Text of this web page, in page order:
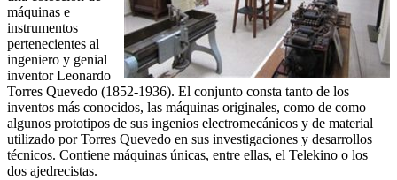
máquinas e
instrumentos
pertenecientes al
ingeniero y genial
inventor Leonardo
Torres Quevedo (1852-1936). El conjunto consta tanto de los
inventos más conocidos, las máquinas originales, como de como
algunos prototipos de sus ingenios electromecánicos y de material
utilizado por Torres Quevedo en sus investigaciones y desarrollos
técnicos. Contiene máquinas únicas, entre ellas, el Telekino o los
dos ajedrecistas.